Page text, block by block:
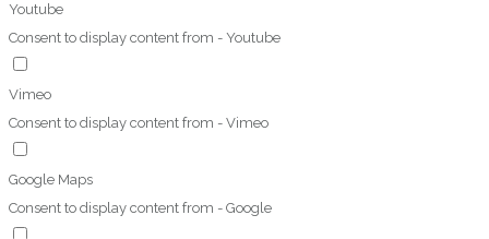
Youtube
Consent to display content from - Youtube
Vimeo
Consent to display content from - Vimeo
Google Maps
Consent to display content from - Google